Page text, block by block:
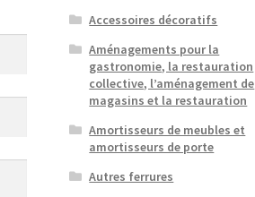
Accessoires décoratifs
Aménagements pour la
gastronomie, la restauration
collective, l’aménagement de
magasins et la restauration
Amortisseurs de meubles et
amortisseurs de porte
Autres ferrures